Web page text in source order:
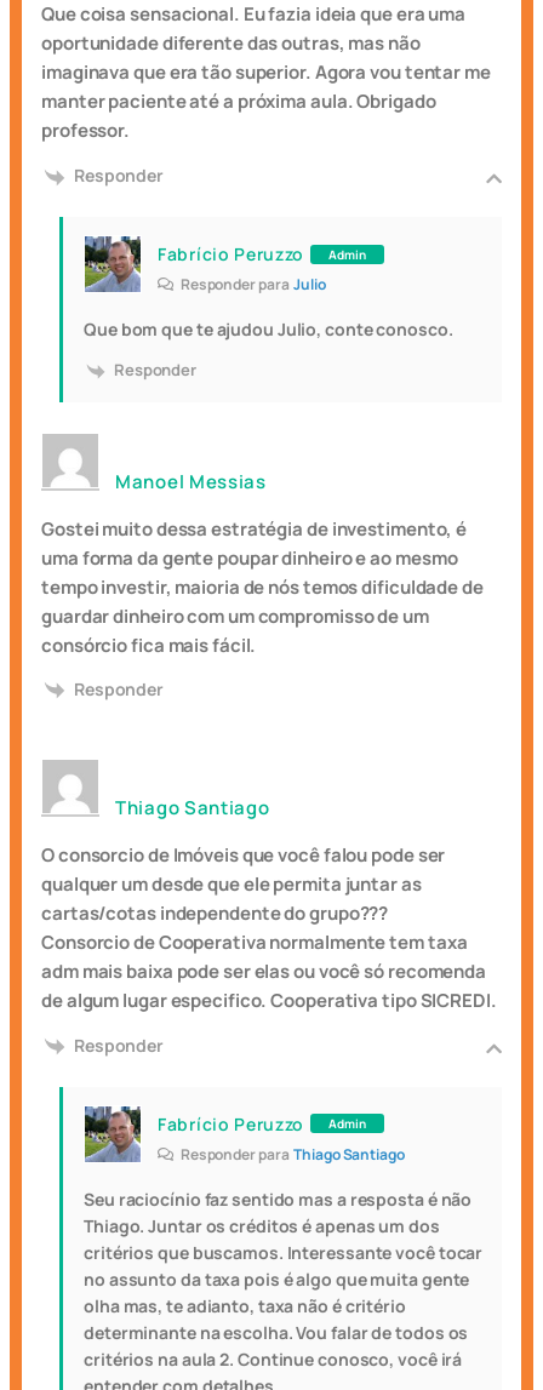
Que coisa sensacional. Eu fazia ideia que era uma
oportunidade diferente das outras, mas não
imaginava que era tão superior. Agora vou tentar me
manter paciente até a próxima aula. Obrigado
professor.
Responder
Fabrício Peruzzo Admin
Responder paraJulio
Que bom que te ajudou Julio, conte conosco.
Responder
Manoel Messias
Gostei muito dessa estratégia de investimento, é
uma forma da gente poupar dinheiro e ao mesmo
tempo investir, maioria de nós temos dificuldade de
guardar dinheiro com um compromisso de um
consórcio fica mais fácil.
Responder
Thiago Santiago
O consorcio de Imóveis que você falou pode ser
qualquer um desde que ele permita juntar as
cartas/cotas independente do grupo???
Consorcio de Cooperativa normalmente tem taxa
adm mais baixa pode ser elas ou você só recomenda
de algum lugar especifico. Cooperativa tipo SICREDI.
Responder
Fabrício Peruzzo Admin
Responder paraThiago Santiago
Seu raciocínio faz sentido mas a resposta é não
Thiago. Juntar os créditos é apenas um dos
critérios que buscamos. Interessante você tocar
no assunto da taxa pois é algo que muita gente
olha mas, te adianto, taxa não é critério
determinante na escolha. Vou falar de todos os
critérios na aula 2. Continue conosco, você irá